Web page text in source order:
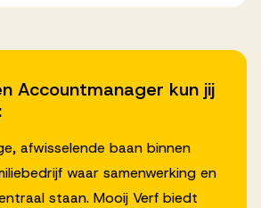
Accountmanager kun jij
afwisselende baan binnen
waar samenwerking en
staan. Mooij Verf biedt